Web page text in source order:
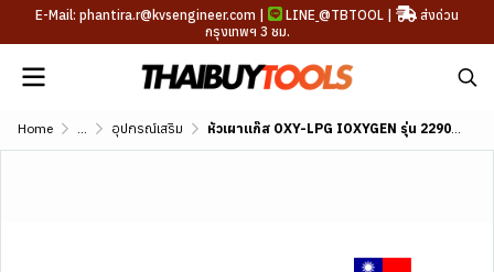
E-Mail: phantira.r@kvsengineer.com | LINE @TBTOOL |
ส่งด่วน
กรุงเทพฯ 3 ชม.
Home ... อุปกรณ์เสริม หัวเผาแก๊ส OXY-LPG IOXYGEN รุ่น 2290-H